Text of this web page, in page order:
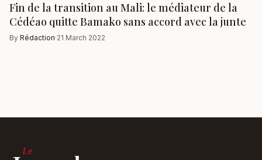
Fin de la transition au Mali: le médiateur de la
Cédéao quitte Bamako sans accord avec la junte
By Rédaction·21 March 2022
Le